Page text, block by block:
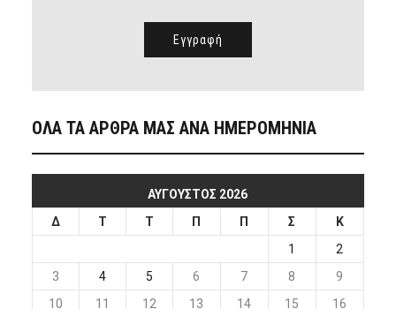
ΟΛΑ ΤΑ ΑΡΘΡΑ ΜΑΣ ΑΝΑ ΗΜΕΡΟΜΗΝΙΑ
ΑΎΓΟΥΣΤΟΣ 2026
Δ
Τ Τ Π Π Σ
Κ
1
2
3
4 5 6 7 8
9
10
11 12 13 14 15 16